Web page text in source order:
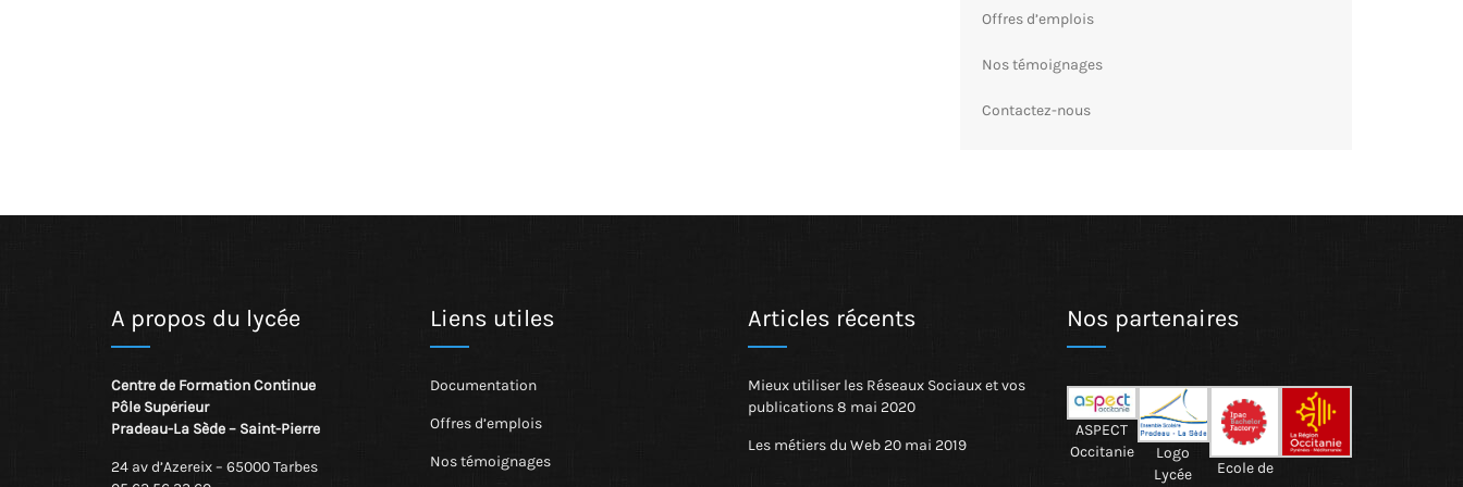
Offres d’emplois
Nos témoignages
Contactez-nous
A propos du lycée
Centre de Formation Continue
Pôle Supérieur
Pradeau-La Sède – Saint-Pierre
24 av d’Azereix – 65000 Tarbes
Liens utiles
Documentation
Offres d’emplois
Nos témoignages
Articles récents
Mieux utiliser les Réseaux Sociaux et vos
publications8 mai 2020
Les métiers du Web 20 mai 2019
Nos partenaires
ASPECT
Occitanie
Logo
Lycée
Ecole de